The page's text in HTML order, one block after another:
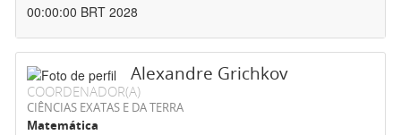
00:00:00 BRT 2028
Alexandre Grichkov
COORDENADOR(A)
CIÊNCIAS EXATAS E DA TERRA
Matemática